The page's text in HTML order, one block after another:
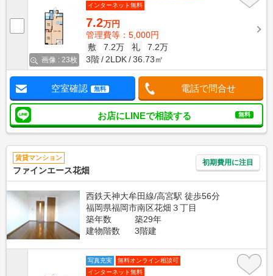
画像 : 23枚
インターネット無料
7.2万円
管理費等：5,000円
敷
7.2万 礼
7.2万
3階
2LDK 36.73㎡
空室確認 無料 電話で問合せ
お店にLINEで相談する 無料
賃貸マンション
ファインエース花畑
初期費用に注目
西鉄天神大牟田線/高宮駅 徒歩56分
福岡県福岡市南区花畑３丁目
築年数
築29年
建物階数
3階建
写真充実
無料オンライン相談可
インターネット無料